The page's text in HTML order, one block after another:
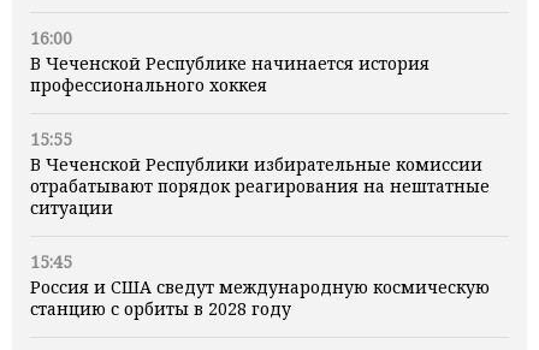
16:00
В Чеченской Республике начинается история
профессионального хоккея
15:55
В Чеченской Республики избирательные комиссии
отрабатывают порядок реагирования на нештатные
ситуации
15:45
Россия и США сведут международную космическую
станцию с орбиты в 2028 году